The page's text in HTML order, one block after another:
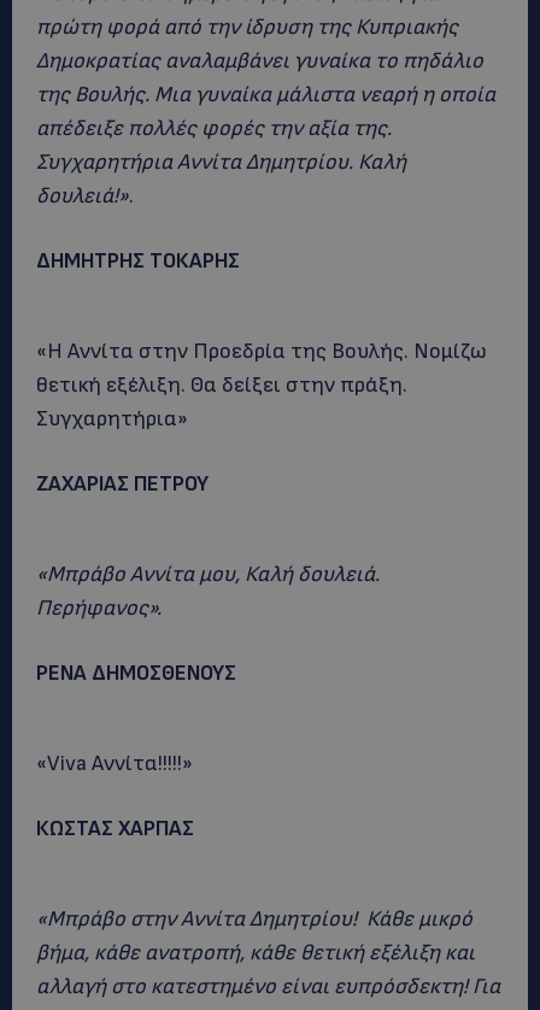
πρώτη φορά από την ίδρυση της Κυπριακής
Δημοκρατίας αναλαμβάνει γυναίκα το πηδάλιο
της Βουλής. Μια γυναίκα μάλιστα νεαρή η οποία
απέδειξε πολλές φορές την αξία της.
Συγχαρητήρια Αννίτα Δημητρίου. Καλή
δουλειά!».
ΔΗΜΗΤΡΗΣ ΤΟΚΑΡΗΣ
«Η Αννίτα στην Προεδρία της Βουλής. Νομίζω
θετική εξέλιξη. Θα δείξει στην πράξη.
Συγχαρητήρια»
ΖΑΧΑΡΙΑΣ ΠΕΤΡΟΥ
«Μπράβο Αννίτα μου, Καλή δουλειά.
Περήφανος».
ΡΕΝΑ ΔΗΜΟΣΘΕΝΟΥΣ
«Viva Aννίτα!!!!!»
ΚΩΣΤΑΣ ΧΑΡΠΑΣ
«Μπράβο στην Αννίτα Δημητρίου! Κάθε μικρό
βήμα, κάθε ανατροπή, κάθε θετική εξέλιξη και
αλλαγή στο κατεστημένο είναι ευπρόσδεκτη! Για